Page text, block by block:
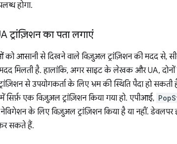
होगा.
ट्रांज़िशन का पता लगाएं
को आसानी से दिखने वाले विज़ुअल ट्रांज़िशन की मदद से,
मिलती है. हालांकि, अगर साइट के लेखक और UA, दोनों में
से उपयोगकर्ता के लिए भ्रम की स्थिति पैदा हो
एक विज़ुअल ट्रांज़िशन किया गया हो. एपीआई,
के लिए विज़ुअल ट्रांज़िशन किया है या नहीं.
सकते हैं.